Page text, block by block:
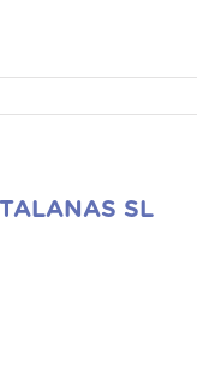
SL